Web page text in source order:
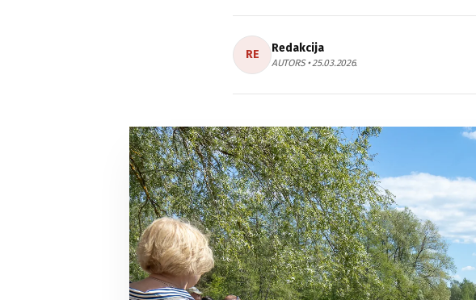
RE Redakcija
AUTORS • 25.03.2026.